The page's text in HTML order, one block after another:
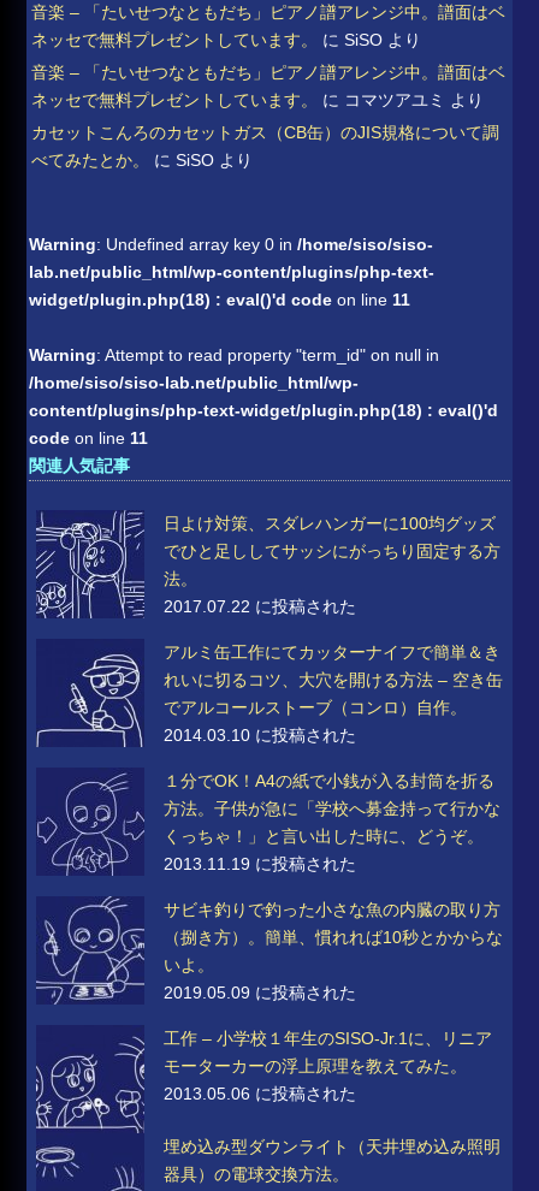
音楽 – 「たいせつなともだち」ピアノ譜アレンジ中。譜面はベ
ネッセで無料プレゼントしています。
にSiSO より
音楽 – 「たいせつなともだち」ピアノ譜アレンジ中。譜面はベ
ネッセで無料プレゼントしています。
に コマツアユミ
より
カセットこんろのカセットガス（CB缶）のJIS規格について調
べてみたとか。
にSiSO より
Warning: Undefined array key 0 in/home/siso/siso-
lab.net/public_html/wp-content/plugins/php-text-
widget/plugin.php(18) : eval()'d code on line11
Warning: Attempt to read property "term_id" on null in
/home/siso/siso-lab.net/public_html/wp-
content/plugins/php-text-widget/plugin.php(18) : eval()'d
code on line11
関連人気記事
日よけ対策、スダレハンガーに100均グッズ
でひと足ししてサッシにがっちり固定する方
法。
2017.07.22 に投稿された
アルミ缶工作にてカッターナイフで簡単＆き
れいに切るコツ、大穴を開ける方法 – 空き缶
でアルコールストーブ（コンロ）自作。
2014.03.10 に投稿された
１分でOK！A4の紙で小銭が入る封筒を折る
方法。子供が急に「学校へ募金持って行かな
くっちゃ！」と言い出した時に、どうぞ。
2013.11.19 に投稿された
サビキ釣りで釣った小さな魚の内臓の取り方
（捌き方）。簡単、慣れれば10秒とかからな
いよ。
2019.05.09 に投稿された
工作 – 小学校１年生のSISO-Jr.1に、リニア
モーターカーの浮上原理を教えてみた。
2013.05.06 に投稿された
埋め込み型ダウンライト（天井埋め込み照明
器具）の電球交換方法。